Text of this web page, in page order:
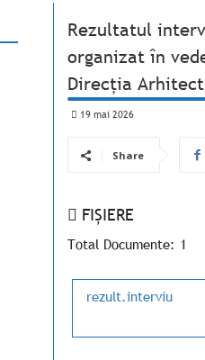
Rezultatul
organizat în
Direcția
19 mai 2026
Share
FIȘIERE
Total Documente: 1
rezult.interviu